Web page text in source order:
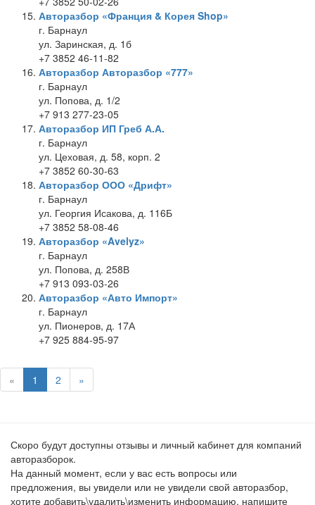
Авторазбор «Франция & Корея Shop»
г. Барнаул
ул. Заринская, д. 1б
+7 3852 46-11-82
Авторазбор Авторазбор «777»
г. Барнаул
ул. Попова, д. 1/2
+7 913 277-23-05
Авторазбор ИП Греб А.А.
г. Барнаул
ул. Цеховая, д. 58, корп. 2
+7 3852 60-30-63
Авторазбор ООО «Дрифт»
г. Барнаул
ул. Георгия Исакова, д. 116Б
+7 3852 58-08-46
Авторазбор «Avelyz»
г. Барнаул
ул. Попова, д. 258В
+7 913 093-03-26
Авторазбор «Авто Импорт»
г. Барнаул
ул. Пионеров, д. 17А
+7 925 884-95-97
« 1 2 »
Скоро будут доступны отзывы и личный кабинет для компаний
авторазборок.
На данный момент, если у вас есть вопросы или
предложения, вы увидели или не увидели свой авторазбор,
хотите добавить\удалить\изменить информацию, напишите